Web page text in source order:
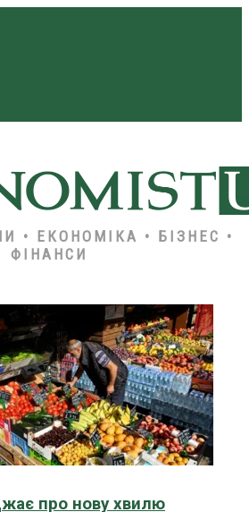
• ЕКОНОМІКА • БІЗНЕС •
ФІНАНСИ
про нову хвилю